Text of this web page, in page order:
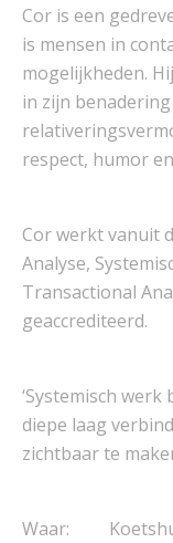
Cor is een
is mensen in
mogelijkheden.
in zijn
respect, humor
Cor werkt vanuit
Analyse,
Transactional
geaccrediteerd.
‘Systemisch
diepe laag
zichtbaar te
Waar: